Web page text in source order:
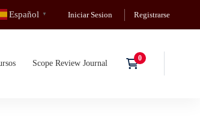
Español ▼ Iniciar Sesion Registrarse
Scope Review Journal